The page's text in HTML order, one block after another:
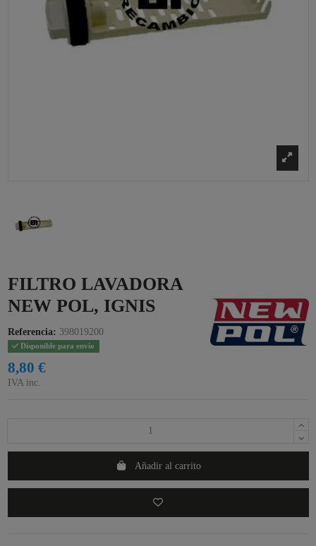
FILTRO LAVADORA
NEW POL, IGNIS
Referencia: 398019200
Disponible para envío
8,80 €
IVA inc.
Añadir al carrito